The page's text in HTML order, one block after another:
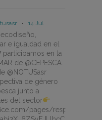
· 14 Jul
e igualdad en el
participamos en la
de @CEPESCA.
@NOTUSasr
de género
junto a
del sector
pages/